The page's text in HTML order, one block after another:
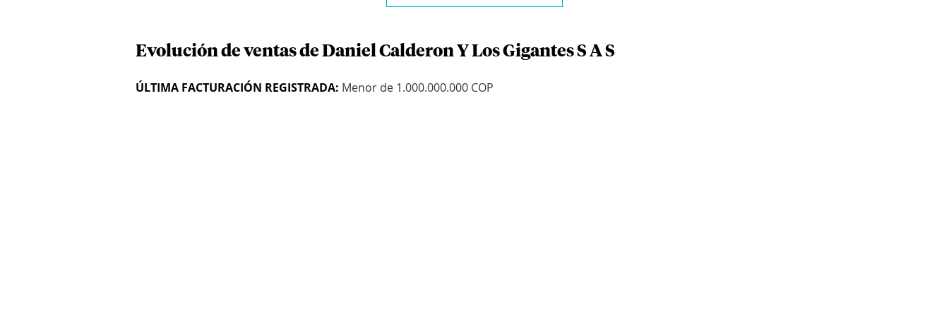
Evolución de ventas de Daniel Calderon Y Los Gigantes S A S
ÚLTIMA FACTURACIÓN REGISTRADA: Menor de 1.000.000.000 COP